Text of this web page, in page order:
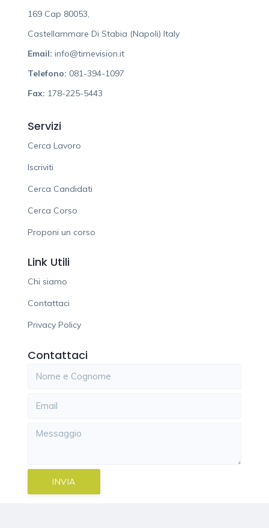
169 Cap 80053,
Castellammare Di Stabia (Napoli) Italy
Email: info@timevision.it
Telefono: 081-394-1097
Fax: 178-225-5443
Servizi
Cerca Lavoro
Iscriviti
Cerca Candidati
Cerca Corso
Proponi un corso
Link Utili
Chi siamo
Contattaci
Privacy Policy
Contattaci
INVIA